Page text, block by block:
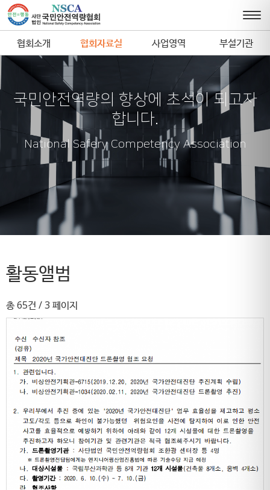
협회소개 협회자료실 사업영역 부설기관
국민안전역량의 향상에 초석이 되고자
합니다.
National Safery Competency Association
활동앨범
총 65건 / 3 페이지